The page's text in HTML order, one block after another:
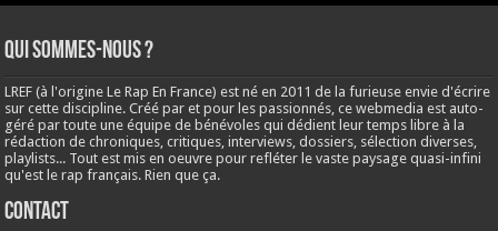
Qui sommes-nous ?
LREF (à l'origine Le Rap En France) est né en 2011 de la furieuse envie d'écrire
sur cette discipline. Créé par et pour les passionnés, ce webmedia est auto-
géré par toute une équipe de bénévoles qui dédient leur temps libre à la
rédaction de chroniques, critiques, interviews, dossiers, sélection diverses,
playlists... Tout est mis en oeuvre pour refléter le vaste paysage quasi-infini
qu'est le rap français. Rien que ça.
Contact